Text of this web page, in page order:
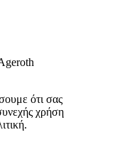
ότι σας
χρήση